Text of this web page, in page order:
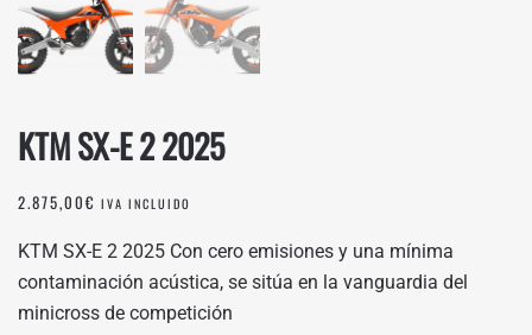
KTM SX-E 2 2025
2.875,00€ IVA INCLUIDO
KTM SX-E 2 2025 Con cero emisiones y una mínima
contaminación acústica, se sitúa en la vanguardia del
minicross de competición